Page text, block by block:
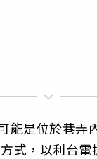
能是位於巷
式，以利台